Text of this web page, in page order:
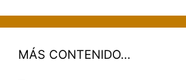
MÁS CONTENIDO…